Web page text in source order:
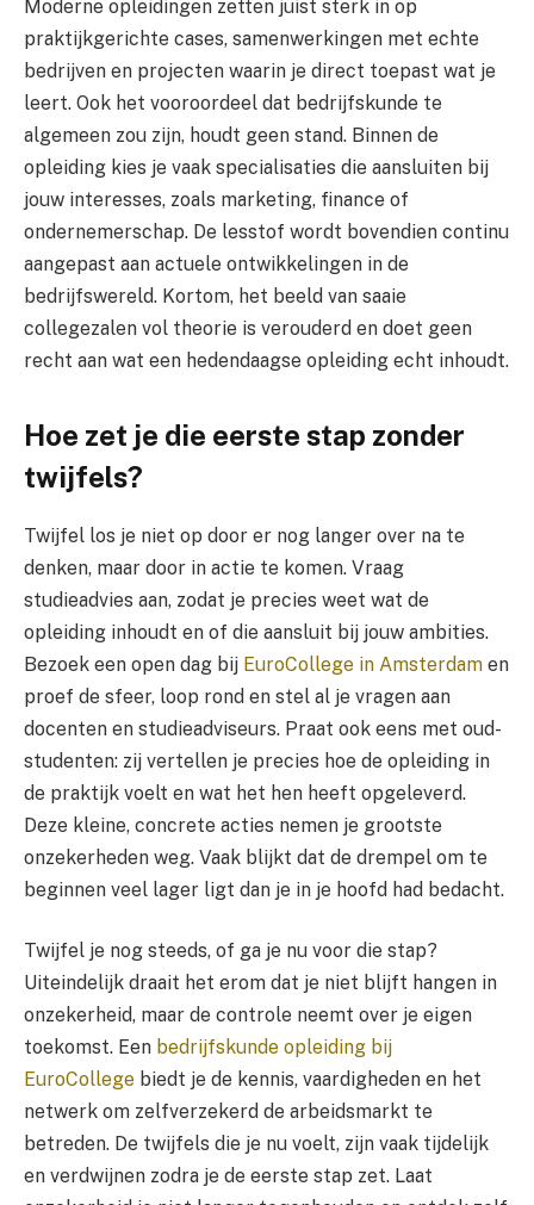
Moderne opleidingen zetten juist sterk in op
praktijkgerichte cases, samenwerkingen met echte
bedrijven en projecten waarin je direct toepast wat je
leert. Ook het vooroordeel dat bedrijfskunde te
algemeen zou zijn, houdt geen stand. Binnen de
opleiding kies je vaak specialisaties die aansluiten bij
jouw interesses, zoals marketing, finance of
ondernemerschap. De lesstof wordt bovendien continu
aangepast aan actuele ontwikkelingen in de
bedrijfswereld. Kortom, het beeld van saaie
collegezalen vol theorie is verouderd en doet geen
recht aan wat een hedendaagse opleiding echt inhoudt.
Hoe zet je die eerste stap zonder
twijfels?
Twijfel los je niet op door er nog langer over na te
denken, maar door in actie te komen. Vraag
studieadvies aan, zodat je precies weet wat de
opleiding inhoudt en of die aansluit bij jouw ambities.
Bezoek een open dag bij EuroCollege in Amsterdam en
proef de sfeer, loop rond en stel al je vragen aan
docenten en studieadviseurs. Praat ook eens met oud-
studenten: zij vertellen je precies hoe de opleiding in
de praktijk voelt en wat het hen heeft opgeleverd.
Deze kleine, concrete acties nemen je grootste
onzekerheden weg. Vaak blijkt dat de drempel om te
beginnen veel lager ligt dan je in je hoofd had bedacht.
Twijfel je nog steeds, of ga je nu voor die stap?
Uiteindelijk draait het erom dat je niet blijft hangen in
onzekerheid, maar de controle neemt over je eigen
toekomst. Een bedrijfskunde opleiding bij
EuroCollege biedt je de kennis, vaardigheden en het
netwerk om zelfverzekerd de arbeidsmarkt te
betreden. De twijfels die je nu voelt, zijn vaak tijdelijk
en verdwijnen zodra je de eerste stap zet. Laat